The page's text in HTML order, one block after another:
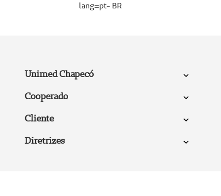
lang=pt- BR
Unimed Chapecó
Cooperado
Cliente
Diretrizes